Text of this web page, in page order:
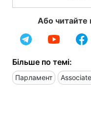
Або читайте
Більше по темі:
Парламент